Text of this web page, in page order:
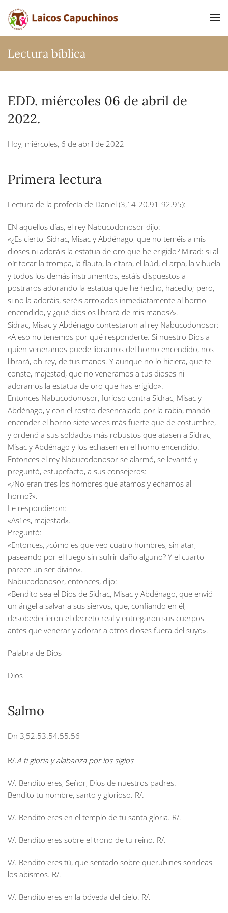
Ir al contenido principal
Lectura bíblica
EDD. miércoles 06 de abril de
2022.
Hoy, miércoles, 6 de abril de 2022
Primera lectura
Lectura de la profecIa de Daniel (3,14-20.91-92.95):
EN aquellos días, el rey Nabucodonosor dijo:
«¿Es cierto, Sidrac, Misac y Abdénago, que no teméis a mis
dioses ni adoráis la estatua de oro que he erigido? Mirad: si al
oír tocar la trompa, la flauta, la cítara, el laúd, el arpa, la vihuela
y todos los demás instrumentos, estáis dispuestos a
postraros adorando la estatua que he hecho, hacedlo; pero,
si no la adoráis, seréis arrojados inmediatamente al horno
encendido, y ¿qué dios os librará de mis manos?».
Sidrac, Misac y Abdénago contestaron al rey Nabucodonosor:
«A eso no tenemos por qué responderte. Si nuestro Dios a
quien veneramos puede librarnos del horno encendido, nos
librará, oh rey, de tus manos. Y aunque no lo hiciera, que te
conste, majestad, que no veneramos a tus dioses ni
adoramos la estatua de oro que has erigido».
Entonces Nabucodonosor, furioso contra Sidrac, Misac y
Abdénago, y con el rostro desencajado por la rabia, mandó
encender el horno siete veces más fuerte que de costumbre,
y ordenó a sus soldados más robustos que atasen a Sidrac,
Misac y Abdénago y los echasen en el horno encendido.
Entonces el rey Nabucodonosor se alarmó, se levantó y
preguntó, estupefacto, a sus consejeros:
«¿No eran tres los hombres que atamos y echamos al
horno?».
Le respondieron:
«Así es, majestad».
Preguntó:
«Entonces, ¿cómo es que veo cuatro hombres, sin atar,
paseando por el fuego sin sufrir daño alguno? Y el cuarto
parece un ser divino».
Nabucodonosor, entonces, dijo:
«Bendito sea el Dios de Sidrac, Misac y Abdénago, que envió
un ángel a salvar a sus siervos, que, confiando en él,
desobedecieron el decreto real y entregaron sus cuerpos
antes que venerar y adorar a otros dioses fuera del suyo».
Palabra de Dios
Dios
Salmo
Dn 3,52.53.54.55.56
R/.A ti gloria y alabanza por los siglos
V/. Bendito eres, Señor, Dios de nuestros padres.
Bendito tu nombre, santo y glorioso. R/.
V/. Bendito eres en el templo de tu santa gloria. R/.
V/. Bendito eres sobre el trono de tu reino. R/.
V/. Bendito eres tú, que sentado sobre querubines sondeas
los abismos. R/.
V/. Bendito eres en la bóveda del cielo. R/.